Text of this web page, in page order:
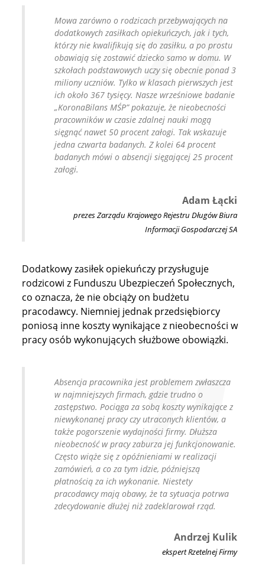
Mowa zarówno o rodzicach przebywających na
dodatkowych zasiłkach opiekuńczych, jak i tych,
którzy nie kwalifikują się do zasiłku, a po prostu
obawiają się zostawić dziecko samo w domu. W
szkołach podstawowych uczy się obecnie ponad 3
miliony uczniów. Tylko w klasach pierwszych jest
ich około 367 tysięcy. Nasze wrześniowe badanie
„KoronaBilans MŚP” pokazuje, że nieobecności
pracowników w czasie zdalnej nauki mogą
sięgnąć nawet 50 procent załogi. Tak wskazuje
jedna czwarta badanych. Z kolei 64 procent
badanych mówi o absencji sięgającej 25 procent
załogi.
Adam Łącki
prezes Zarządu Krajowego Rejestru Długów Biura
Informacji Gospodarczej SA
Dodatkowy zasiłek opiekuńczy przysługuje
rodzicowi z Funduszu Ubezpieczeń Społecznych,
co oznacza, że nie obciąży on budżetu
pracodawcy. Niemniej jednak przedsiębiorcy
poniosą inne koszty wynikające z nieobecności w
pracy osób wykonujących służbowe obowiązki.
Absencja pracownika jest problemem zwłaszcza
w najmniejszych firmach, gdzie trudno o
zastępstwo. Pociąga za sobą koszty wynikające z
niewykonanej pracy czy utraconych klientów, a
także pogorszenie wydajności firmy. Dłuższa
nieobecność w pracy zaburza jej funkcjonowanie.
Często wiąże się z opóźnieniami w realizacji
zamówień, a co za tym idzie, późniejszą
płatnością za ich wykonanie. Niestety
pracodawcy mają obawy, że ta sytuacja potrwa
zdecydowanie dłużej niż zadeklarował rząd.
Andrzej Kulik
ekspert Rzetelnej Firmy